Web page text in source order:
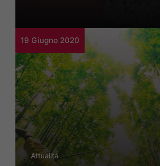
19 Giugno 2020
Attualità